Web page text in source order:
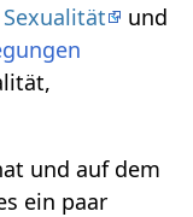
und
und auf dem
ein paar